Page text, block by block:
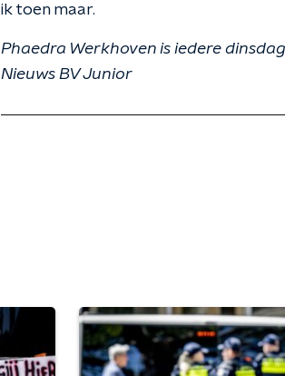
ik toen maar.
Phaedra Werkhoven is iedere
Nieuws BV Junior